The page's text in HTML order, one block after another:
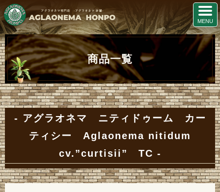
商品一覧
アグラオネマ ニティドゥーム カー
ティシー Aglaonema nitidum
cv.”curtisii” TC